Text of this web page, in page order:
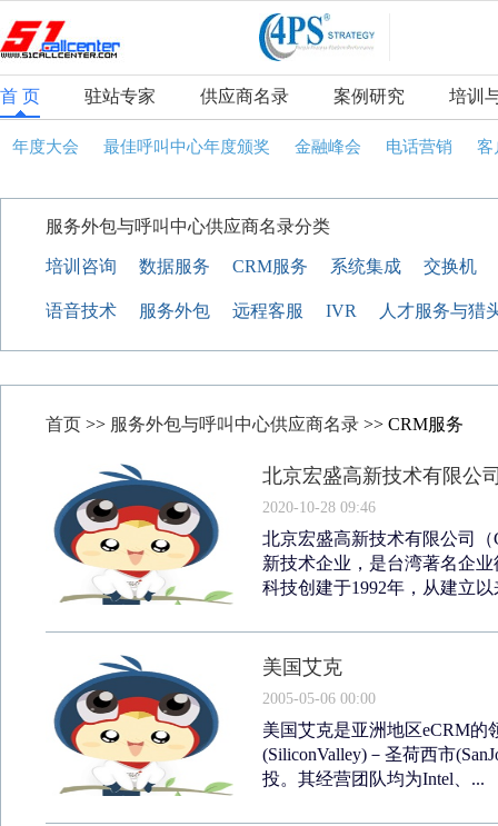
首 页 驻站专家 供应商名录 案例研究 培训
年度大会 最佳呼叫中心年度颁奖 金融峰会 电话营销 客
服务外包与呼叫中心供应商名录分类
培训咨询 数据服务 CRM服务 系统集成 交换机
语音技术 服务外包 远程客服 IVR 人才服务与猎
首页 >> 服务外包与呼叫中心供应商名录 >> CRM服务
北京宏盛高新技术有限公
2020-10-28 09:46
北京宏盛高新技术有限公司（
新技术企业，是台湾著名企
科技创建于1992年，从建立
美国艾克
2005-05-06 00:00
美国艾克是亚洲地区eCRM
(SiliconValley)－圣荷西市
投。其经营团队均为Intel、...